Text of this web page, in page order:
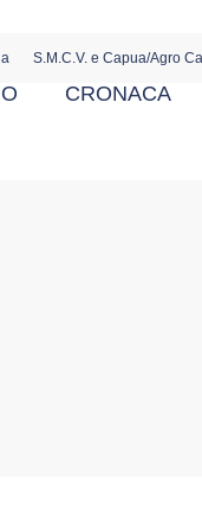
S.M.C.V. e Capua/Agro
CRONACA